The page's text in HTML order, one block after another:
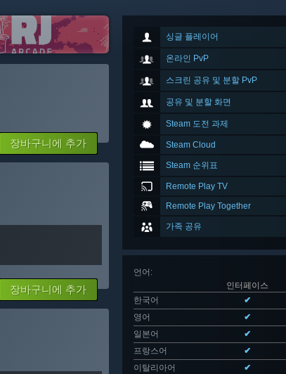
싱글 플레이어
온라인 PvP
스크린 공유 및 분할 PvP
공유 및 분할 화면
Steam 도전 과제
Steam Cloud
Steam 순위표
Remote Play TV
Remote Play Together
가족 공유
언어 :
인터페이스
한국어
✔
영어
✔
일본어
✔
프랑스어
✔
이탈리아어
✔
장바구니에 추가
장바구니에 추가